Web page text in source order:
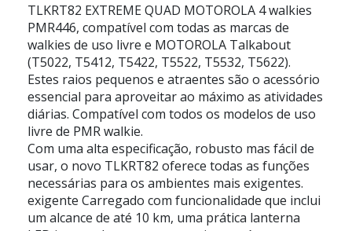
TLKRT82 EXTREME QUAD MOTOROLA 4 walkies
PMR446, compatível com todas as marcas de
walkies de uso livre e MOTOROLA Talkabout
(T5022, T5412, T5422, T5522, T5532, T5622).
Estes raios pequenos e atraentes são o acessório
essencial para aproveitar ao máximo as atividades
diárias. Compatível com todos os modelos de uso
livre de PMR walkie.
Com uma alta especificação, robusto mas fácil de
usar, o novo TLKRT82 oferece todas as funções
necessárias para os ambientes mais exigentes.
exigente Carregado com funcionalidade que inclui
um alcance de até 10 km, uma prática lanterna